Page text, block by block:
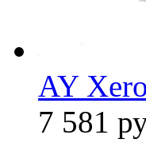
AY
7 581